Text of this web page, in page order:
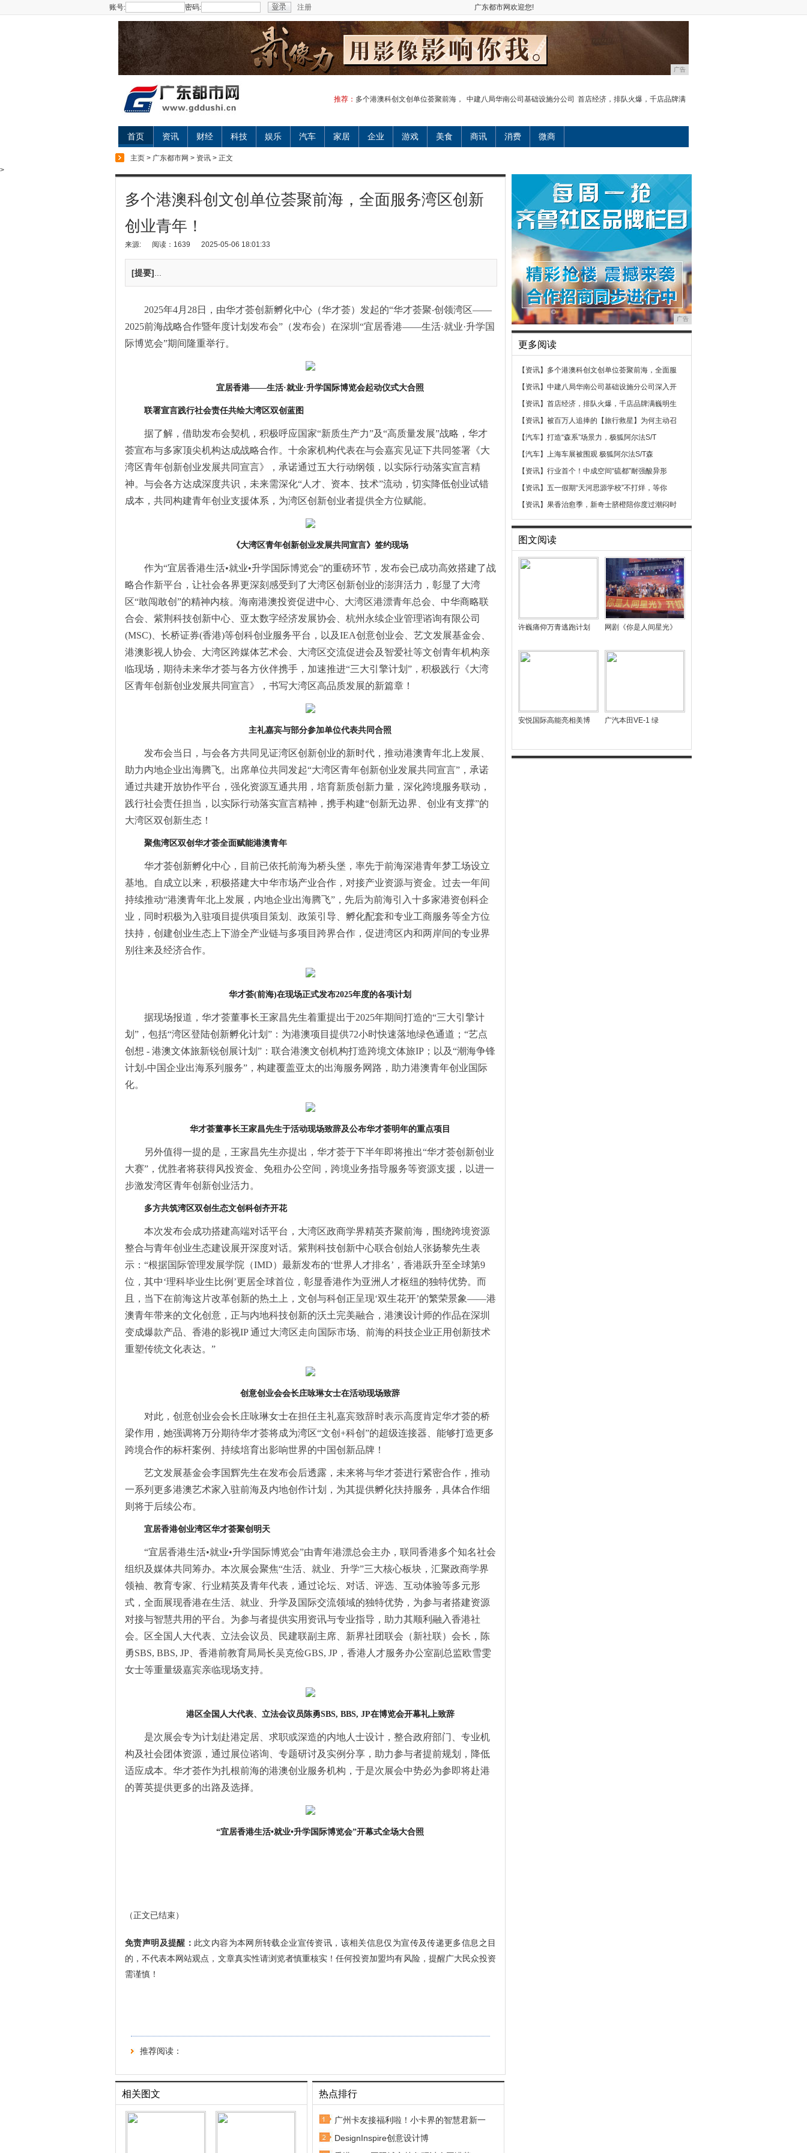
账号: 密码: 注册 广东都市网欢迎您!
广告
推荐： 多个港澳科创文创单位荟聚前海， 中建八局华南公司基础设施分公司 首店经济，排队火爆，千店品牌满
首页 资讯 财经 科技 娱乐 汽车 家居 企业 游戏 美食 商讯 消费 微商
主页 > 广东都市网 > 资讯 > 正文
>
多个港澳科创文创单位荟聚前海，全面服务湾区创新
创业青年！
来源: 阅读：1639 2025-05-06 18:01:33
[提要]
2025年4月28日，由华才荟创新孵化中心（华才荟）发起的“华才荟聚‧创领湾区——
2025前海战略合作暨年度计划发布会”（发布会）在深圳“宜居香港——生活·就业·升学国
际博览会”期间隆重举行。
宜居香港——生活·就业·升学国际博览会起动仪式大合照
联署宣言践行社会责任共绘大湾区双创蓝图
据了解，借助发布会契机，积极呼应国家“新质生产力”及“高质量发展”战略，华才
荟宣布与多家顶尖机构达成战略合作。十余家机构代表在与会嘉宾见证下共同签署《大
湾区青年创新创业发展共同宣言》，承诺通过五大行动纲领，以实际行动落实宣言精
神。与会各方达成深度共识，未来需深化“人才、资本、技术”流动，切实降低创业试错
成本，共同构建青年创业支援体系，为湾区创新创业者提供全方位赋能。
《大湾区青年创新创业发展共同宣言》签约现场
作为“宜居香港生活•就业•升学国际博览会”的重磅环节，发布会已成功高效搭建了战
略合作新平台，让社会各界更深刻感受到了大湾区创新创业的澎湃活力，彰显了大湾
区“敢闯敢创”的精神内核。海南港澳投资促进中心、大湾区港漂青年总会、中华商略联
合会、紫荆科技创新中心、亚太数字经济发展协会、杭州永续企业管理谘询有限公司
(MSC)、长桥证券(香港)等创科创业服务平台，以及IEA创意创业会、艺文发展基金会、
港澳影视人协会、大湾区跨媒体艺术会、大湾区交流促进会及智爱社等文创青年机构亲
临现场，期待未来华才荟与各方伙伴携手，加速推进“三大引擎计划”，积极践行《大湾
区青年创新创业发展共同宣言》，书写大湾区高品质发展的新篇章！
主礼嘉宾与部分参加单位代表共同合照
发布会当日，与会各方共同见证湾区创新创业的新时代，推动港澳青年北上发展、
助力内地企业出海腾飞。出席单位共同发起“大湾区青年创新创业发展共同宣言”，承诺
通过共建开放协作平台，强化资源互通共用，培育新质创新力量，深化跨境服务联动，
践行社会责任担当，以实际行动落实宣言精神，携手构建“创新无边界、创业有支撑”的
大湾区双创新生态！
聚焦湾区双创华才荟全面赋能港澳青年
华才荟创新孵化中心，目前已依托前海为桥头堡，率先于前海深港青年梦工场设立
基地。自成立以来，积极搭建大中华市场产业合作，对接产业资源与资金。过去一年间
持续推动“港澳青年北上发展，内地企业出海腾飞”，先后为前海引入十多家港资创科企
业，同时积极为入驻项目提供项目策划、政策引导、孵化配套和专业工商服务等全方位
扶持，创建创业生态上下游全产业链与多项目跨界合作，促进湾区内和两岸间的专业界
别往来及经济合作。
华才荟(前海)在现场正式发布2025年度的各项计划
据现场报道，华才荟董事长王家昌先生着重提出于2025年期间打造的“三大引擎计
划”，包括“湾区登陆创新孵化计划”：为港澳项目提供72小时快速落地绿色通道；“艺点
创想 - 港澳文体旅新锐创展计划”：联合港澳文创机构打造跨境文体旅IP；以及“潮海争锋
计划-中国企业出海系列服务”，构建覆盖亚太的出海服务网路，助力港澳青年创业国际
化。
华才荟董事长王家昌先生于活动现场致辞及公布华才荟明年的重点项 目
另外值得一提的是，王家昌先生亦提出，华才荟于下半年即将推出“华才荟创新创业
大赛”，优胜者将获得风投资金、免租办公空间，跨境业务指导服务等资源支援，以进一
步激发湾区青年创新创业活力。
多方共筑湾区双创生态文创科创齐开花
本次发布会成功搭建高端对话平台，大湾区政商学界精英齐聚前海，围绕跨境资源
整合与青年创业生态建设展开深度对话。紫荆科技创新中心联合创始人张扬黎先生表
示：“根据国际管理发展学院（IMD）最新发布的‘世界人才排名’，香港跃升至全球第9
位，其中‘理科毕业生比例’更居全球首位，彰显香港作为亚洲人才枢纽的独特优势。而
且，当下在前海这片改革创新的热土上，文创与科创正呈现‘双生花开’的繁荣景象——港
澳青年带来的文化创意，正与内地科技创新的沃土完美融合，港澳设计师的作品在深圳
变成爆款产品、香港的影视IP 通过大湾区走向国际市场、前海的科技企业正用创新技术
重塑传统文化表达。”
创意创业会会长庄咏琳女士在活动现场致辞
对此，创意创业会会长庄咏琳女士在担任主礼嘉宾致辞时表示高度肯定华才荟的桥
梁作用，她强调将万分期待华才荟将成为湾区“文创+科创”的超级连接器、能够打造更多
跨境合作的标杆案例、持续培育出影响世界的中国创新品牌！
艺文发展基金会李国辉先生在发布会后透露，未来将与华才荟进行紧密合作，推动
一系列更多港澳艺术家入驻前海及内地创作计划，为其提供孵化扶持服务，具体合作细
则将于后续公布。
宜居香港创业湾区华才荟聚创明天
“宜居香港生活•就业•升学国际博览会”由青年港漂总会主办，联同香港多个知名社会
组织及媒体共同筹办。本次展会聚焦“生活、就业、升学”三大核心板块，汇聚政商学界
领袖、教育专家、行业精英及青年代表，通过论坛、对话、评选、互动体验等多元形
式，全面展现香港在生活、就业、升学及国际交流领域的独特优势，为参与者搭建资源
对接与智慧共用的平台。为参与者提供实用资讯与专业指导，助力其顺利融入香港社
会。区全国人大代表、立法会议员、民建联副主席、新界社团联会（新社联）会长，陈
勇SBS, BBS, JP、香港前教育局局长吴克俭GBS, JP，香港人才服务办公室副总监欧雪雯
女士等重量级嘉宾亲临现场支持。
港区全国人大代表、立法会议员陈勇SBS, BBS, JP在博览会开幕礼上致辞
是次展会专为计划赴港定居、求职或深造的内地人士设计，整合政府部门、专业机
构及社会团体资源，通过展位谘询、专题研讨及实例分享，助力参与者提前规划，降低
适应成本。华才荟作为扎根前海的港澳创业服务机构，于是次展会中势必为参即将赴港
的菁英提供更多的出路及选择。
“宜居香港生活•就业•升学国际博览会”开幕式全场大合照
（正文已结束）
免责声明及提醒： 此文内容为本网所转载企业宣传资讯，该相关信息仅为宣传及传递更多信息之目
的，不代表本网站观点，文章真实性请浏览者慎重核实！任何投资加盟均有风险，提醒广大民众投资
需谨慎！
推荐阅读：
相关图文 热点排行
广州卡友接福利啦！小卡界的智慧君新一
DesignInspire创意设计博
广告
更多阅读
【资讯】 多个港澳科创文创单位荟聚前海，全面服
【资讯】 中建八局华南公司基础设施分公司深入开
【资讯】 首店经济，排队火爆，千店品牌满巍明生
【资讯】 被百万人追捧的【旅行救星】为何主动召
【汽车】 打造“森系”场景力，极狐阿尔法S/T
【汽车】 上海车展被围观 极狐阿尔法S/T森
【资讯】 行业首个！中成空间“硫都”耐强酸异形
【资讯】 五一假期“天河思源学校”不打烊，等你
【资讯】 果香治愈季，新奇士脐橙陪你度过潮闷时
图文阅读
许巍痛仰万青逃跑计划 网剧《你是人间星光》
安悦国际高能亮相美博 广汽本田VE-1 绿